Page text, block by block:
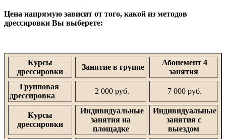
Цена напрямую зависит от того, какой из методов
дрессировки Вы выберете:
Курсы
дрессировки
Занятие в группе
Абонемент 4
занятия
Групповая
дрессировка
2 000 руб. 7 000 руб.
Курсы
дрессировки
Индивидуальные
занятия на
площадке
Индивидуальные
занятия с
выездом